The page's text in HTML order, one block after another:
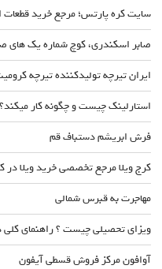
سایت کره پارتس؛ مرجع خرید
صابر اسکندری، کوچ شماره یک های
ایران تیرچه تولیدکننده تیرچه
استارلینک چیست و چگونه کار میکند؟
فرش ابریشم دستباف قم
کرج ویلا مرجع تخصصی خرید ویلا در
مهاجرت به قبرس شمالی
ویزای تحصیلی چیست ؟ راهنمای کلی
آوافون مرکز فروش قسطی آیفون